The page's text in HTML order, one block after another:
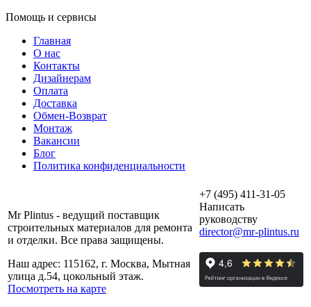
Помощь и сервисы
Главная
О нас
Контакты
Дизайнерам
Оплата
Доставка
Обмен-Возврат
Монтаж
Вакансии
Блог
Политика конфиденциальности
Mr Plintus - ведущий поставщик
строительных материалов для ремонта
и отделки. Все права защищены.
Наш адрес: 115162, г. Москва, Мытная
улица д.54, цокольный этаж.
Посмотреть на карте
+7 (495) 411-31-05
Написать
руководству
director@mr-plintus.ru